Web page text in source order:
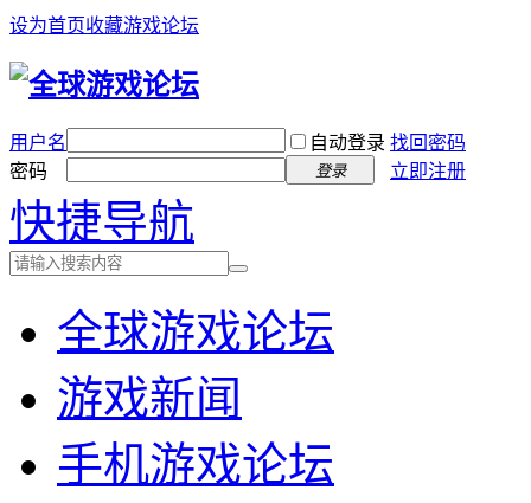
设为首页收藏游戏论坛
用户名 自动登录 找回密码
密码
登录 立即注册
快捷导航
全球游戏论坛
游戏新闻
手机游戏论坛